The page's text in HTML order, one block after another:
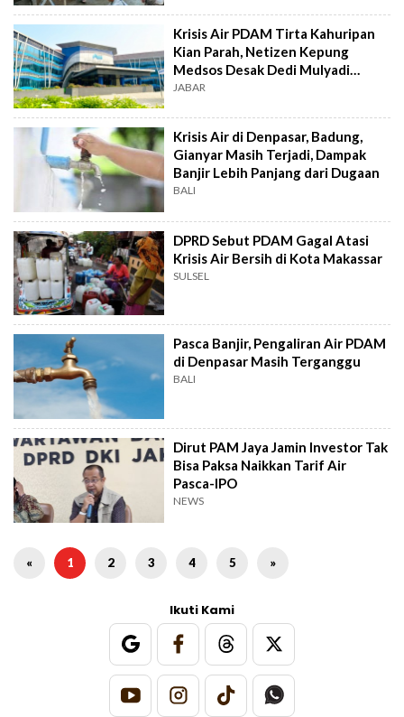
Krisis Air PDAM Tirta Kahuripan
Kian Parah, Netizen Kepung
Medsos Desak Dedi Mulyadi
Turun Tangan
JABAR
Krisis Air di Denpasar, Badung,
Gianyar Masih Terjadi, Dampak
Banjir Lebih Panjang dari Dugaan
BALI
DPRD Sebut PDAM Gagal Atasi
Krisis Air Bersih di Kota Makassar
SULSEL
Pasca Banjir, Pengaliran Air PDAM
di Denpasar Masih Terganggu
BALI
Dirut PAM Jaya Jamin Investor Tak
Bisa Paksa Naikkan Tarif Air
Pasca-IPO
NEWS
« 1 2 3 4 5 »
Ikuti Kami